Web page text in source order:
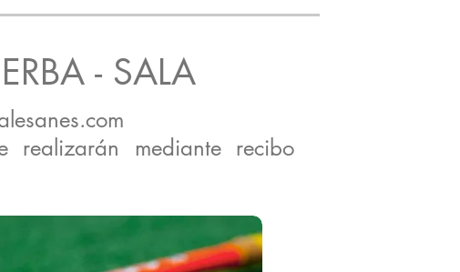
- SALA
mediante recibo